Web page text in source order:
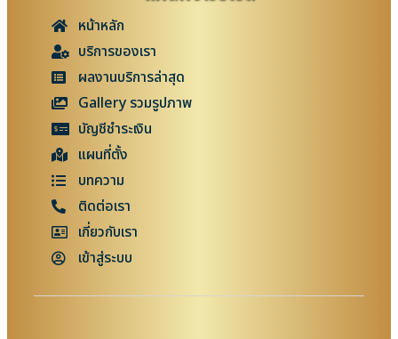
หน้าหลัก
บริการของเรา
ผลงานบริการล่าสุด
Gallery รวมรูปภาพ
บัญชีชำระเงิน
แผนที่ตั้ง
บทความ
ติดต่อเรา
เกี่ยวกับเรา
เข้าสู่ระบบ